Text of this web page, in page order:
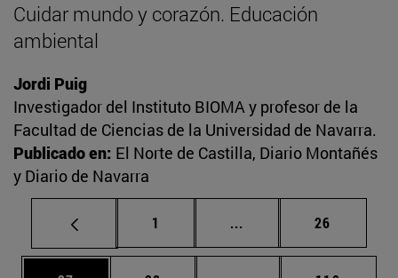
Cuidar mundo y corazón. Educación
ambiental
Jordi Puig
Investigador del Instituto BIOMA y profesor de la
Facultad de Ciencias de la Universidad de Navarra.
Publicado en: El Norte de Castilla, Diario Montañés
y Diario de Navarra
Página
1 ... Páginas intermedias
Página
26